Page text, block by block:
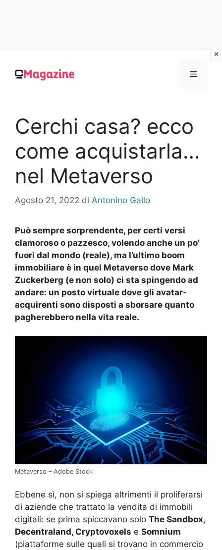
contenuto
MENU
Cerchi casa? ecco
come acquistarla…
nel Metaverso
Agosto 21, 2022 di Antonino Gallo
Può sempre sorprendente, per certi versi
clamoroso o pazzesco, volendo anche un po’
fuori dal mondo (reale), ma l’ultimo boom
immobiliare è in quel Metaverso dove Mark
Zuckerberg (e non solo) ci sta spingendo ad
andare: un posto virtuale dove gli avatar-
acquirenti sono disposti a sborsare quanto
pagherebbero nella vita reale.
Metaverso – Adobe Stock
Ebbene sì, non si spiega altrimenti il proliferarsi
di aziende che trattato la vendita di immobili
digitali: se prima spiccavano solo The Sandbox,
Decentraland, Cryptovoxels e Somnium
(piattaforme sulle quali si trovano in commercio